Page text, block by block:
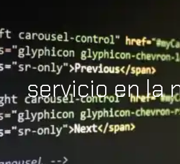
servicio en la